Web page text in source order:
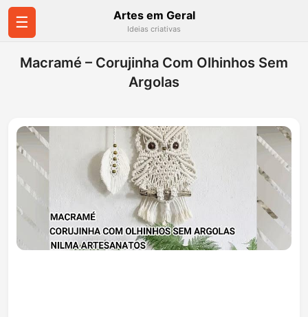
☰ Artes em Geral
Ideias criativas
Macramé – Corujinha Com Olhinhos Sem
Argolas